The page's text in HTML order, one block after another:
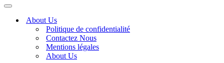
Navigation
About Us
Politique de confidentialité
Contactez Nous
Mentions légales
About Us